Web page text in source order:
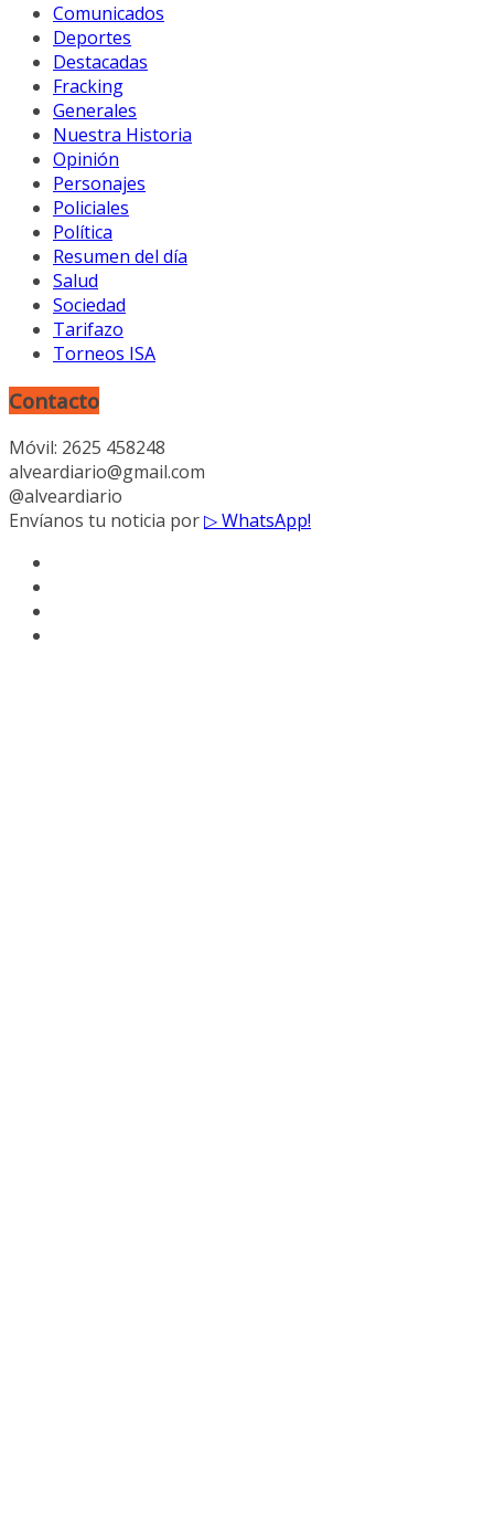
Comunicados
Deportes
Destacadas
Fracking
Generales
Nuestra Historia
Opinión
Personajes
Policiales
Política
Resumen del día
Salud
Sociedad
Tarifazo
Torneos ISA
Contacto
Móvil: 2625 458248
alveardiario@gmail.com
@alveardiario
Envíanos tu noticia por▷ WhatsApp!